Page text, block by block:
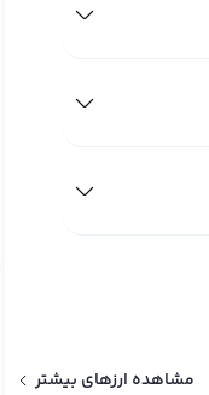
مشاهده ارزهای بیشتر